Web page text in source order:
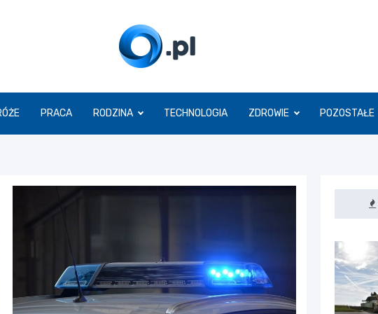
O.pl
PRACA RODZINA TECHNOLOGIA ZDROWIE POZOSTAŁE